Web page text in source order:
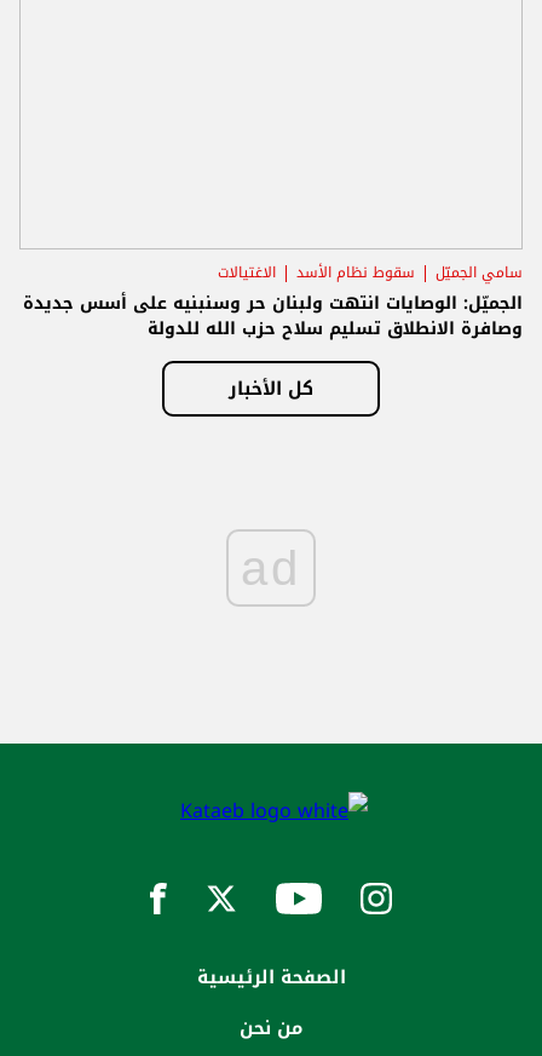
سامي الجميّل سقوط نظام الأسد الاغتيالات
الجميّل: الوصايات انتهت ولبنان حر وسنبنيه على أسس جديدة
وصافرة الانطلاق تسليم سلاح حزب الله للدولة
كل الأخبار
ad
الصفحة الرئيسية
من نحن